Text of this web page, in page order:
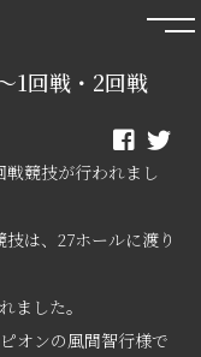
1回戦・2回戦
戦競技が行われまし
は、27ホールに渡り
ました。
オンの風間智行様で